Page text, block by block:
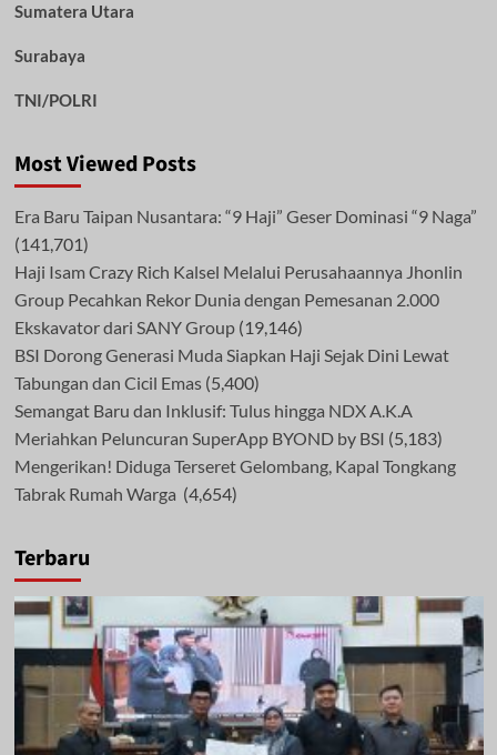
Sumatera Utara
Surabaya
TNI/POLRI
Most Viewed Posts
Era Baru Taipan Nusantara: “9 Haji” Geser Dominasi “9 Naga”
(141,701)
Haji Isam Crazy Rich Kalsel Melalui Perusahaannya Jhonlin
Group Pecahkan Rekor Dunia dengan Pemesanan 2.000
Ekskavator dari SANY Group (19,146)
BSI Dorong Generasi Muda Siapkan Haji Sejak Dini Lewat
Tabungan dan Cicil Emas (5,400)
Semangat Baru dan Inklusif: Tulus hingga NDX A.K.A
Meriahkan Peluncuran SuperApp BYOND by BSI (5,183)
Mengerikan! Diduga Terseret Gelombang, Kapal Tongkang
Tabrak Rumah Warga (4,654)
Terbaru